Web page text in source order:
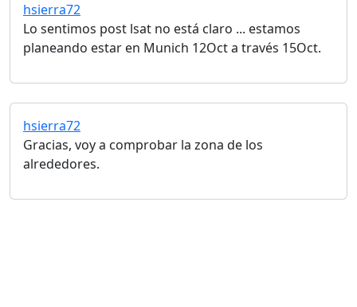
hsierra72
Lo sentimos post lsat no está claro ... estamos
planeando estar en Munich 12Oct a través 15Oct.
hsierra72
Gracias, voy a comprobar la zona de los
alrededores.